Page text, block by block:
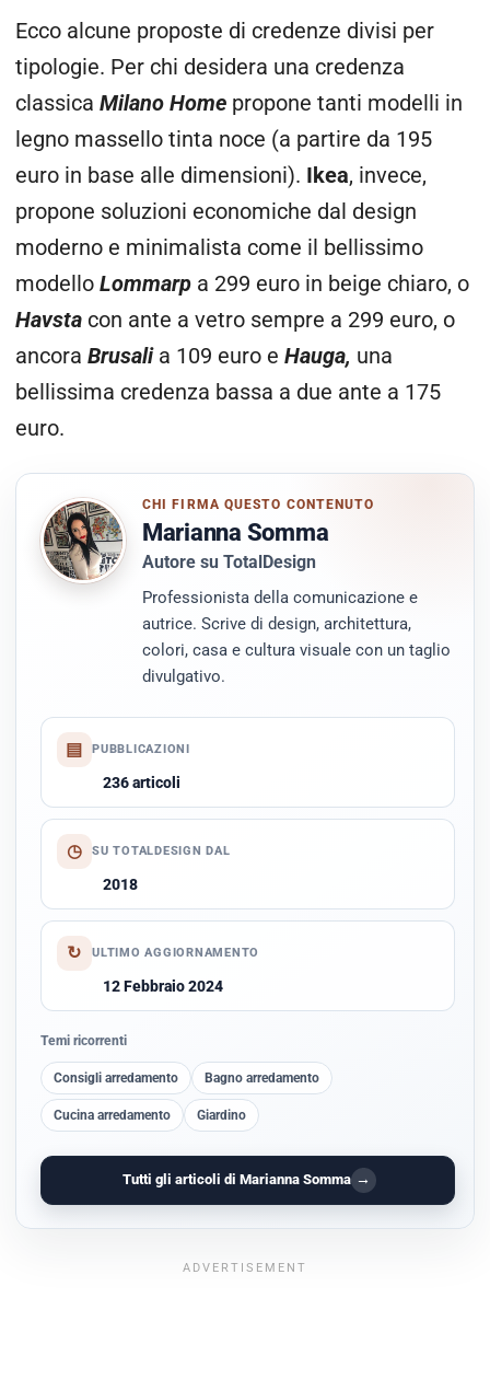
Ecco alcune proposte di credenze divisi per
tipologie. Per chi desidera una credenza
classica Milano Home propone tanti modelli in
legno massello tinta noce (a partire da 195
euro in base alle dimensioni). Ikea, invece,
propone soluzioni economiche dal design
moderno e minimalista come il bellissimo
modello Lommarp a 299 euro in beige chiaro, o
Havsta con ante a vetro sempre a 299 euro, o
ancora Brusalia 109 euro e Hauga, una
bellissima credenza bassa a due ante a 175
euro.
CHI FIRMA QUESTO CONTENUTO
Marianna Somma
Autore su TotalDesign
Professionista della comunicazione e
autrice. Scrive di design, architettura,
colori, casa e cultura visuale con un taglio
divulgativo.
▤ PUBBLICAZIONI
236 articoli
◷ SU TOTALDESIGN DAL
2018
↻ ULTIMO AGGIORNAMENTO
12 Febbraio 2024
Temi ricorrenti
Consigli arredamento Bagno arredamento
Cucina arredamento Giardino
Tutti gli articoli di Marianna Somma →